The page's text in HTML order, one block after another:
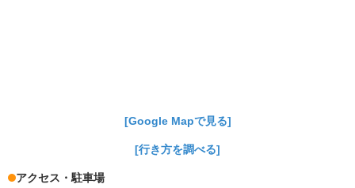
[Google Mapで見る]
[行き方を調べる]
アクセス・駐車場